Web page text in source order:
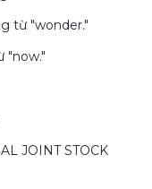
từ "wonder."
"now."
JOINT STOCK